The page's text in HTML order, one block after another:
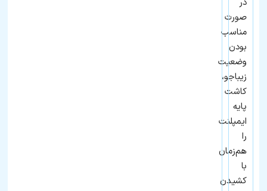
صورت
مناسب
بودن
وضعیت
زیباجو،
کاشت
پایه
ایمپلنت
را
هم‌زمان
با
کشیدن